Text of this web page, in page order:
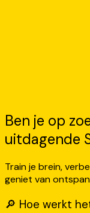
Ben je op
uitdagende
Train je brein,
geniet van
🔎 Hoe werkt